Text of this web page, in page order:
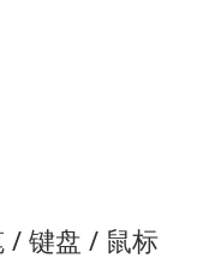
/ 键盘 / 鼠标